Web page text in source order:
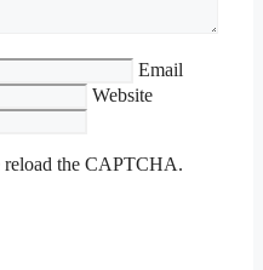
Email
Website
reload the CAPTCHA.